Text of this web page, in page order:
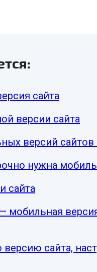
сайта
версии сайта
версий
нужна
сайта
мобильная
сайта,